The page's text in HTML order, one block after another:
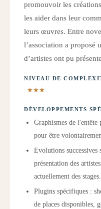
promouvoir les
les aider dans leur
leurs œuvres. Entre
l’association a proposé
d’artistes ont pu
NIVEAU DE
★★★
DÉVELOPPEMENTS
Graphismes de
pour être
Evolutions successives
présentation des
actuellement des stages.
Plugins spécifiques :
de places disponibles,